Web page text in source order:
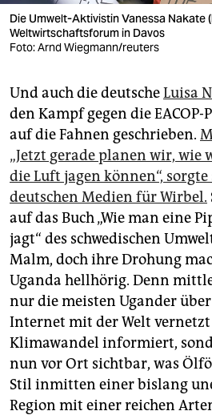
Die Umwelt-Aktivistin Vanessa Nakate
Weltwirtschaftsforum in Davos
Foto: Arnd Wiegmann/reuters
Und auch die deutscheLuisa
den Kampf gegen die
auf die Fahnen geschrieben.
„Jetzt gerade planen wir, wie
die Luft jagen können“,
deutschen Medien für Wirbel.
auf das Buch „Wie man eine
jagt“ des schwedischen
Malm, doch ihre Drohung
Uganda hellhörig. Denn
nur die meisten Ugander
Internet mit der Welt
Klimawandel informiert,
nun vor Ort sichtbar, was
Stil inmitten einer bislang
Region mit einer reichen